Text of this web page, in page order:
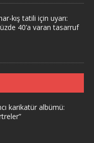
kış tatili için uyarı:
40’a varan tasarruf
karikatür albümü: